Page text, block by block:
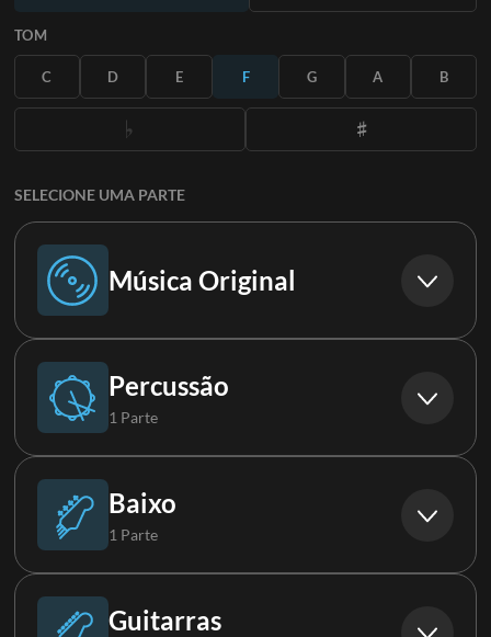
TOM
C D E F G A B
SELECIONE UMA PARTE
Música Original
Música Original
Percussão
1 Parte
Bateria
Baixo
1 Parte
Baixo
Guitarras